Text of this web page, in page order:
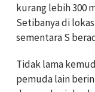
kurang lebih 300
Setibanya di
sementara S
Tidak lama
pemuda lain